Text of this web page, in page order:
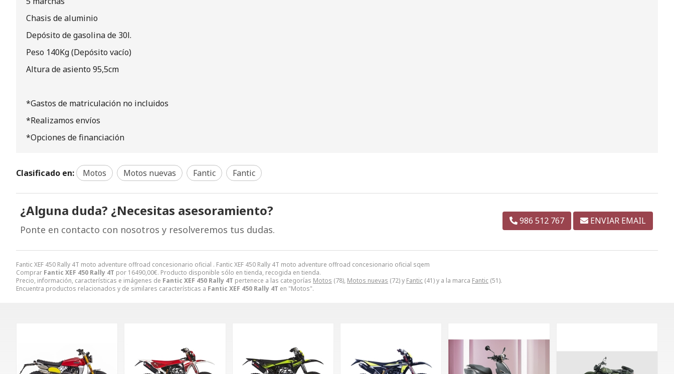
Fantic XEF 450 Rally 4T moto adventure offroad concesionario oficial . Fantic XEF 450 Rally 4T moto adventure offroad concesionario oficial sqem
Comprar Fantic XEF 450 Rally 4T por 16490,00€. Producto disponible sólo en tienda, recogida en tienda.
Precio, información, características e imágenes de Fantic XEF 450 Rally 4T pertenece a las categorías Motos (78), Motos nuevas (72) y Fantic (41) y a la marca Fantic (51).
Encuentra productos relacionados y de similares características a Fantic XEF 450 Rally 4T en "Motos".
Chasis de aluminio
Depósito de gasolina de 30l.
Peso 140Kg (Depósito vacío)
Altura de asiento 95,5cm
*Gastos de matriculación no incluidos
*Realizamos envíos
*Opciones de financiación
Clasificado en: Motos Motos nuevas Fantic Fantic
¿Alguna duda? ¿Necesitas asesoramiento?
Ponte en contacto con nosotros y resolveremos tus dudas.
986 512 767 ENVIAR EMAIL